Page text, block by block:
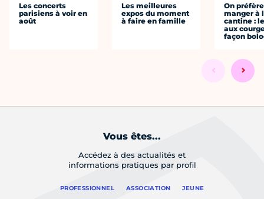
Les concerts
parisiens à voir en
août
Les meilleures
expos du moment
à faire en famille
On préfère
manger à
cantine :
aux
façon
Vous êtes...
Accédez à des actualités et
informations pratiques par profil
PROFESSIONNEL ASSOCIATION JEUNE